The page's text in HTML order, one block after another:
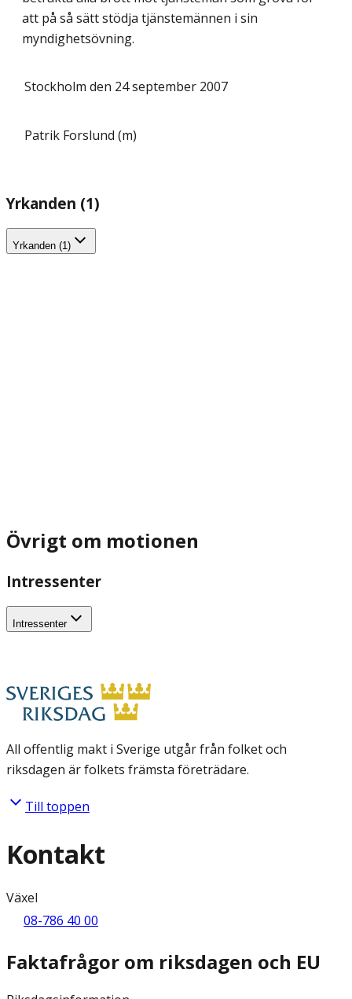
att på så sätt stödja tjänstemännen i sin
myndighetsövning.
Stockholm den 24 september 2007
Patrik Forslund (m)
Yrkanden (1)
Yrkanden (1)
Övrigt om motionen
Intressenter
Intressenter
All offentlig makt i Sverige utgår från folket och
riksdagen är folkets främsta företrädare.
Till toppen
Kontakt
Växel
08-786 40 00
Faktafrågor om riksdagen och EU